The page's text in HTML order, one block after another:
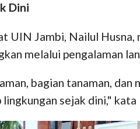
Dini
UIN Jambi, Nailul
melalui pengalaman
bagian tanaman,
sejak dini,"